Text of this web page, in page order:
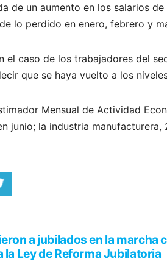
de un aumento en los salarios
lo perdido en enero, febrero y
el caso de los trabajadores del
que se haya vuelto a los
Mensual de Actividad
junio; la industria
a jubilados en la marcha
la Ley de Reforma Jubilatoria